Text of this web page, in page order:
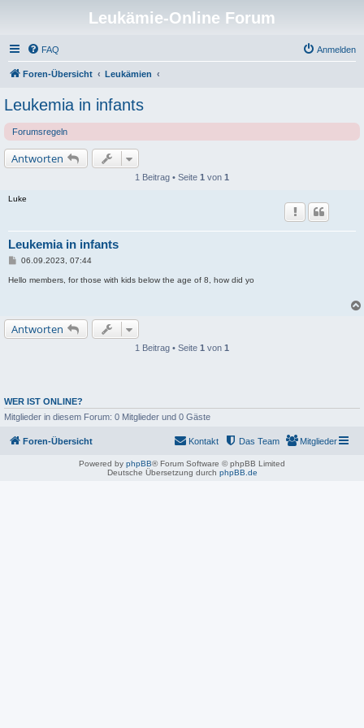
Leukämie-Online Forum
FAQ Anmelden
Foren-Übersicht Leukämien
Leukemia in infants
Forumsregeln
Antworten
1 Beitrag • Seite 1 von 1
Luke
Leukemia in infants
B
i
g
06.09.2023, 07:44
Hello members, for those with kids below the age of 8, how did yo
Antworten
1 Beitrag • Seite 1 von 1
WER IST ONLINE?
Mitglieder in diesem Forum: 0 Mitglieder und 0 Gäste
Foren-Übersicht Mitglieder
Das Team
Kontakt
Powered by phpBB® Forum Software © phpBB Limited
Deutsche Übersetzung durch phpBB.de